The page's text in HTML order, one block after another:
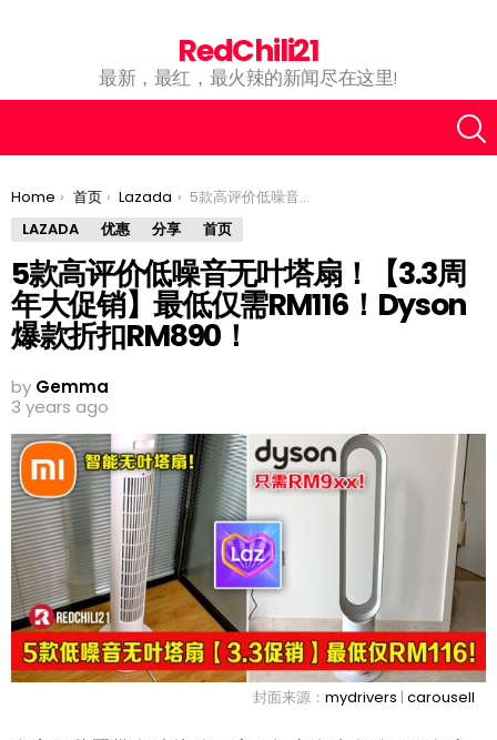
RedChili21
最新，最红，最火辣的新闻尽在这里!
You are here:
Home 首页 Lazada
5款高评价低噪音无叶塔扇！【3.3周年大促销】最低仅需RM116！Dyson爆款折扣RM890！
LAZADA
优惠 分享 首页
5款高评价低噪音无叶塔扇！【3.3周
年大促销】最低仅需RM116！Dyson
爆款折扣RM890！
by Gemma
3 years ago
封面来源： mydrivers | carousell